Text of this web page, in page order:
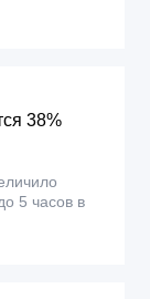
38%
5 часов в